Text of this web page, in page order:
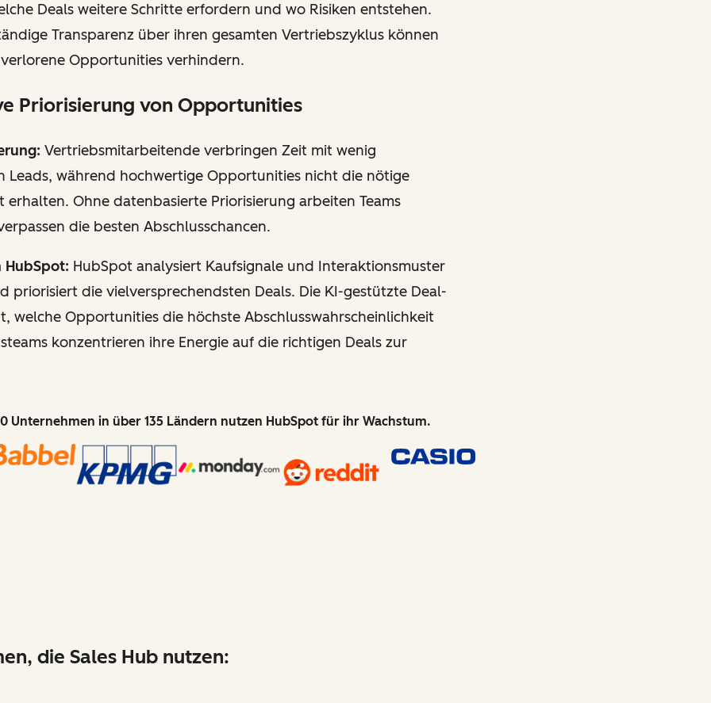
Deals weitere Schritte erfordern und wo Risiken entstehen.
Transparenz über ihren gesamten Vertriebszyklus können
Opportunities verhindern.
Priorisierung von Opportunities
Vertriebsmitarbeitende verbringen Zeit mit wenig
Leads, während hochwertige Opportunities nicht die nötige
erhalten. Ohne datenbasierte Priorisierung arbeiten Teams
die besten Abschlusschancen.
HubSpot: HubSpot analysiert Kaufsignale und Interaktionsmuster
priorisiert die vielversprechendsten Deals. Die KI-gestützte Deal-
welche Opportunities die höchste Abschlusswahrscheinlichkeit
konzentrieren ihre Energie auf die richtigen Deals zur
Unternehmen in über 135 Ländern nutzen HubSpot für ihr Wachstum.
die Sales Hub nutzen: